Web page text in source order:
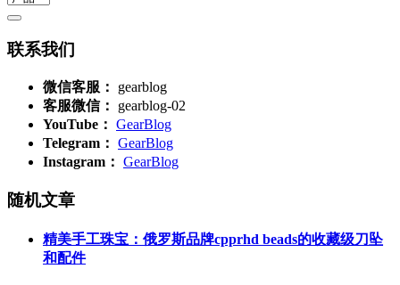
联系我们
微信客服：
gearblog
客服微信：
gearblog-02
YouTube： GearBlog
Telegram： GearBlog
Instagram： GearBlog
随机文章
精美手工珠宝：俄罗斯品牌cpprhd beads的收藏级刀坠
和配件